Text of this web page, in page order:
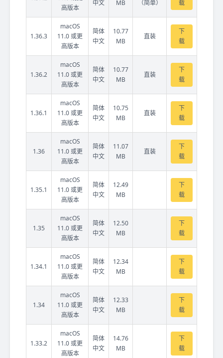
高版本
中文
MB
（简单）
载
1.36.3
macOS
11.0 或更
高版本
简体
中文
10.77
MB
直装
下
载
1.36.2
macOS
11.0 或更
高版本
简体
中文
10.77
MB
直装
下
载
1.36.1
macOS
11.0 或更
高版本
简体
中文
10.75
MB
直装
下
载
1.36
macOS
11.0 或更
高版本
简体
中文
11.07
MB
直装
下
载
1.35.1
macOS
11.0 或更
高版本
简体
中文
12.49
MB
下
载
1.35
macOS
11.0 或更
高版本
简体
中文
12.50
MB
下
载
1.34.1
macOS
11.0 或更
高版本
简体
中文
12.34
MB
下
载
1.34
macOS
11.0 或更
高版本
简体
中文
12.33
MB
下
载
1.33.2
macOS
11.0 或更
高版本
简体
中文
14.76
MB
下
载